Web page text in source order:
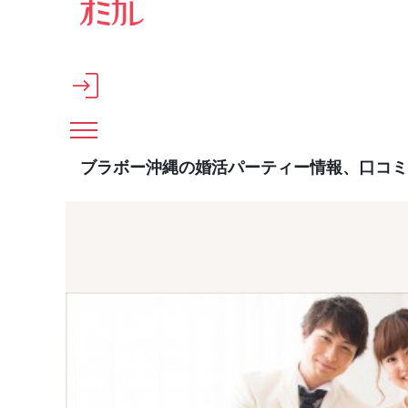
メインコンテンツへスキップ
ブラボー沖縄の婚活パーティー情報、口コ